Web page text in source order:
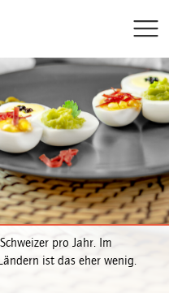
pro Jahr. Im
ist das eher wenig.